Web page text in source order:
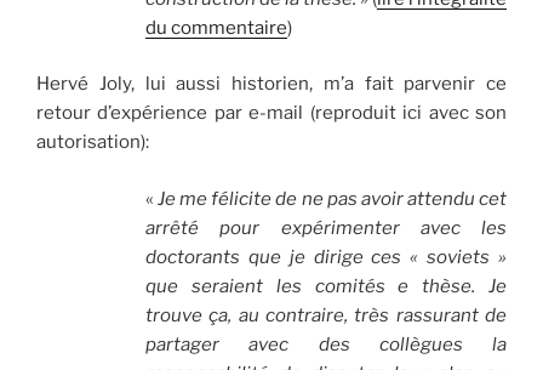
du commentaire)
Hervé Joly, lui aussi historien, m’a fait parvenir ce
retour d’expérience par e-mail (reproduit ici avec son
autorisation):
«Je me félicite de ne pas avoir attendu cet
arrêté pour expérimenter avec les
doctorants que je dirige ces « soviets »
que seraient les comités e thèse. Je
trouve ça, au contraire, très rassurant de
partager avec des collègues la